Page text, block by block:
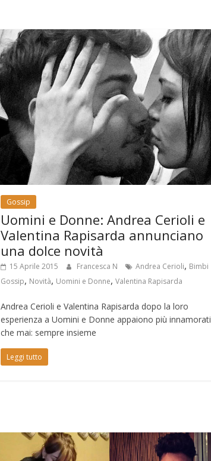
Gossip
Uomini e Donne: Andrea Cerioli e
Valentina Rapisarda annunciano
una dolce novità
15 Aprile 2015 Francesca N Andrea Cerioli, Bimbi
Gossip, Novità, Uomini e Donne,Valentina Rapisarda
Andrea Cerioli e Valentina Rapisarda dopo la loro
esperienza a Uomini e Donne appaiono più innamorati
che mai: sempre insieme
Leggi tutto